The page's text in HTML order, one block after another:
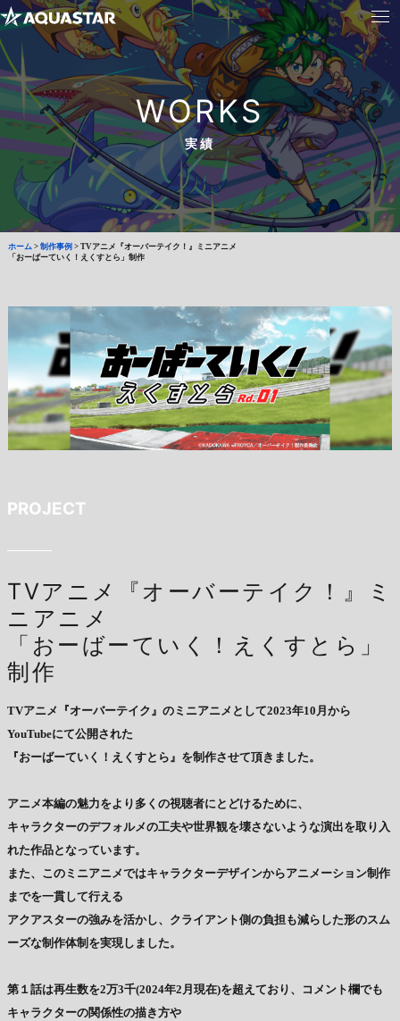
WORKS
実績
ホーム> 制作事例 > TVアニメ『オーバーテイク！』ミニアニメ
「おーばーていく！えくすとら」制作
PROJECT
TVアニメ『オーバーテイク！』ミ
ニアニメ
「おーばーていく！えくすとら」
制作
TVアニメ『オーバーテイク』のミニアニメとして2023年10月から
YouTubeにて公開された
『おーばーていく！えくすとら』を制作させて頂きました。
アニメ本編の魅力をより多くの視聴者にとどけるために、
キャラクターのデフォルメの工夫や世界観を壊さないような演出を取り入
れた作品となっています。
また、このミニアニメではキャラクターデザインからアニメーション制作
までを一貫して行える
アクアスターの強みを活かし、クライアント側の負担も減らした形のスム
ーズな制作体制を実現しました。
第１話は再生数を2万3千(2024年2月現在)を超えており、コメント欄でも
キャラクターの関係性の描き方や